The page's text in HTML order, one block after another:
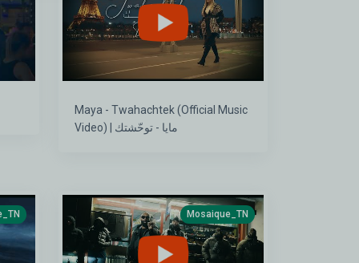
Maya - Twahachtek (Official Music
Video) | مايا - توحّشتك
Mosaique_TN